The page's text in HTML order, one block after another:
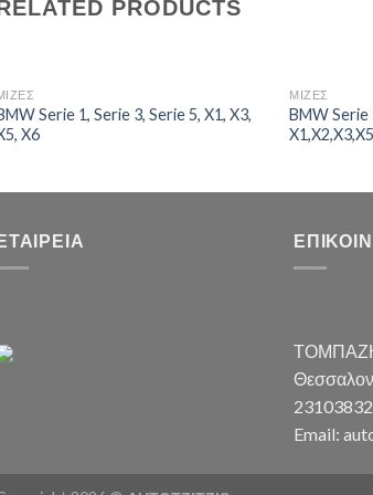
PRODUCTS
Serie 1, Serie 3, Serie 5, X1, X3,
X6
ΜΙΖΕΣ
BMW Serie
ΕΤΑΙΡΕΊΑ
Email: